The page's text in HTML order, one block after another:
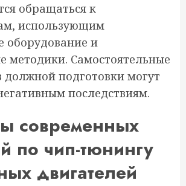
обращаться к
использующим
оборудование и
методики. Самостоятельные
должной подготовки могут
последствиям.
современных
по чип-тюнингу
двигателей